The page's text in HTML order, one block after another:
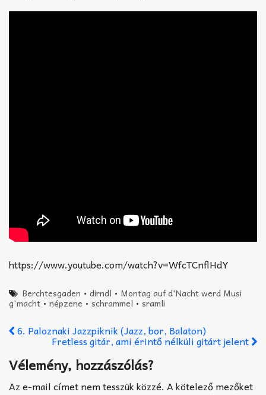
https://www.youtube.com/watch?v=WfcTCnflHdY
Berchtesgaden •dirndl • Montag auf d'Nacht werd Musi
g'macht • népzene • schrammel • sramli
6. Paloznaki Jazzpiknik (Jazz, bor, Balaton)
Fretless gitár, ami érintő nélküli gitárt jelent
Vélemény, hozzászólás?
Az e-mail címet nem tesszük közzé. A kötelező mezőket